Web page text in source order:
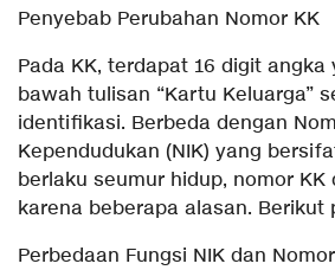
Penyebab Perubahan Nomor KK
Pada KK, terdapat 16 digit
bawah tulisan “Kartu Keluarga”
identifikasi. Berbeda dengan
Kependudukan (NIK) yang
berlaku seumur hidup, nomor KK
karena beberapa alasan. Berikut
Perbedaan Fungsi NIK dan